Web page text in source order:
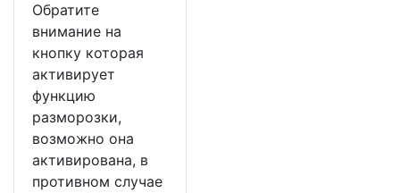
Обратите
внимание на
кнопку которая
активирует
функцию
разморозки,
возможно она
активирована, в
противном случае